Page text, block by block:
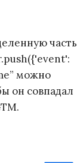
часть
можно
он совпадал